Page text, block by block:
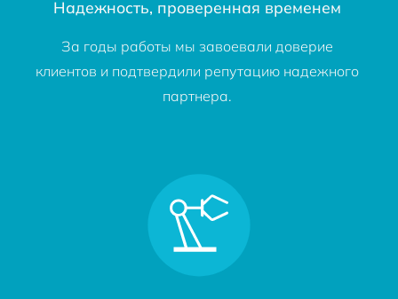
Надежность, проверенная временем
За годы работы мы завоевали доверие
клиентов и подтвердили репутацию надежного
партнера.